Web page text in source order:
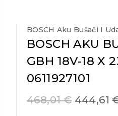
BOSCH Aku Bušači I
BOSCH AKU
GBH 18V-18 X
0611927101
468,01€ 444,61